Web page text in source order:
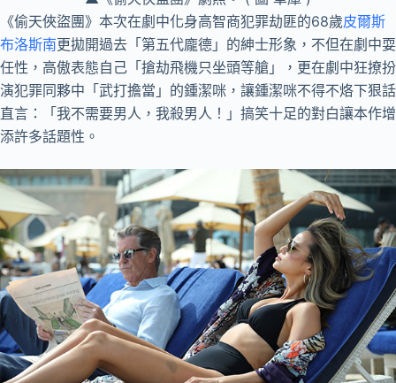
《偷天俠盜團》本次在劇中化身高智商犯罪劫匪的68歲皮爾斯
布洛斯南更拋開過去「第五代龐德」的紳士形象，不但在劇中耍
任性，高傲表態自己「搶劫飛機只坐頭等艙」，更在劇中狂撩扮
演犯罪同夥中「武打擔當」的鍾潔咪，讓鍾潔咪不得不烙下狠話
直言：「我不需要男人，我殺男人！」搞笑十足的對白讓本作增
添許多話題性。